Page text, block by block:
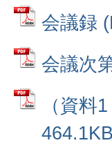
会議録
会議次
（資